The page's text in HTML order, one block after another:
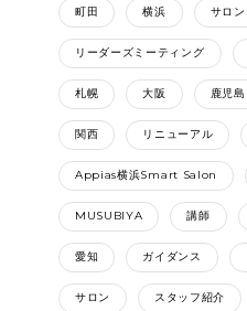
町田 横浜 サロ
リーダーズミーティング
札幌 大阪 鹿児島
関西 リニューアル
Appias横浜Smart Salon
MUSUBIYA 講師
愛知 ガイダンス
サロン スタッフ紹介